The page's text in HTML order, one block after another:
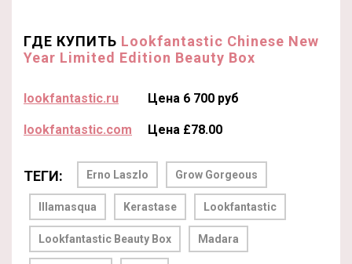
ГДЕ КУПИТЬ Lookfantastic Chinese New
Year Limited Edition Beauty Box
lookfantastic.ru Цена 6 700 руб
lookfantastic.com Цена £78.00
ТЕГИ: Erno Laszlo Grow Gorgeous
Illamasqua Kerastase Lookfantastic
Lookfantastic Beauty Box Madara